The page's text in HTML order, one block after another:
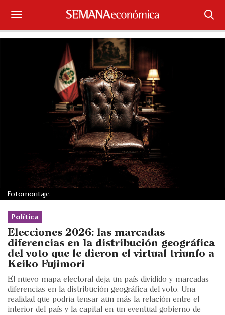
Suscríbase
Iniciar sesión
Portada
¿Qué está pasando?
Sectores y Empresas
Economía y Finanzas
Legal y Política
Eventos
Blogs
Ranking CEO
Edición Impresa
Política
Elecciones 2026: las marcadas
diferencias en la distribución geográfica
del voto que le dieron el virtual triunfo a
Keiko Fujimori
El nuevo mapa electoral deja un país dividido y marcadas
diferencias en la distribución geográfica del voto. Una
realidad que podría tensar aun más la relación entre el
interior del país y la capital en un eventual gobierno de
Fotomontaje